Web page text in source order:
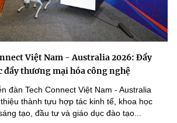
Việt Nam - Australia 2026: Đẩy
thương mại hóa công nghệ
đàn Tech Connect Việt Nam - Australia
thành tựu hợp tác kinh tế, khoa học
tạo, đầu tư và giáo dục đào tạo...